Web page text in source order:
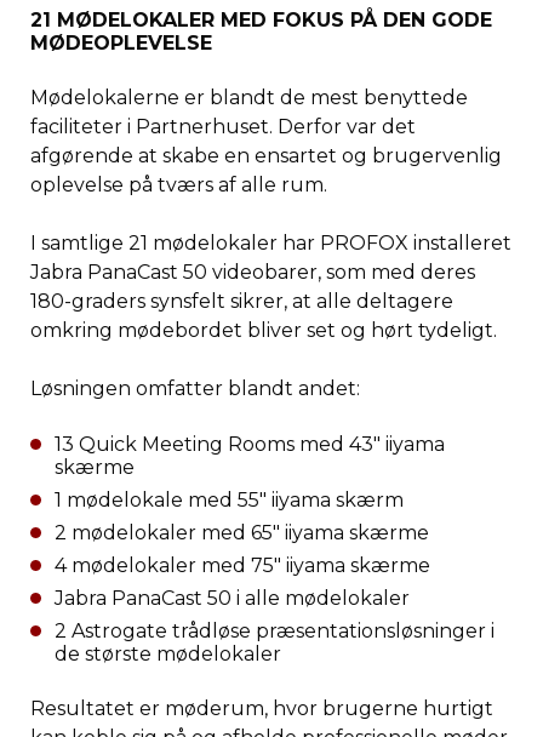
21 MØDELOKALER MED FOKUS PÅ DEN GODE
MØDEOPLEVELSE
Mødelokalerne er blandt de mest benyttede
faciliteter i Partnerhuset. Derfor var det
afgørende at skabe en ensartet og brugervenlig
oplevelse på tværs af alle rum.
I samtlige 21 mødelokaler har PROFOX installeret
Jabra PanaCast 50 videobarer, som med deres
180-graders synsfelt sikrer, at alle deltagere
omkring mødebordet bliver set og hørt tydeligt.
Løsningen omfatter blandt andet:
13 Quick Meeting Rooms med 43″ iiyama
skærme
1 mødelokale med 55″ iiyama skærm
2 mødelokaler med 65″ iiyama skærme
4 mødelokaler med 75″ iiyama skærme
Jabra PanaCast 50 i alle mødelokaler
2 Astrogate trådløse præsentationsløsninger i
de største mødelokaler
Resultatet er møderum, hvor brugerne hurtigt